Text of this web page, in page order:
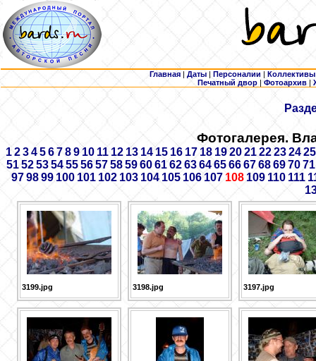
Главная | Даты | Персоналии | Коллективы
Печатный двор |Фотоархив |
Фотогалерея.
1 2 3 45 6 7 8 9 10 11 12 13 1415 16 17 18 19 20 21 22 23 24 25
51 52 53 54 55 56 57 58 59 60 61 62 63 64 65 66 67 68 6970 71
97 98 99 100 101 102 103 104 105 106 107 108 109 110 111
3199.jpg 3198.jpg 3197.jpg